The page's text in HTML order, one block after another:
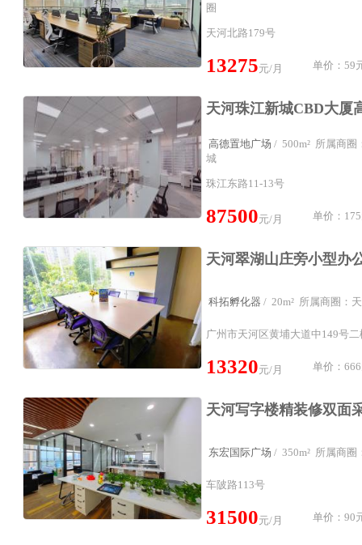
圈
天河北路179号
13275元/月 单价：59
高德置地广场 / 500m² 所属商圈
城
珠江东路11-13号
87500元/月 单价：175
科拓孵化器 / 20m² 所属商圈：
广州市天河区黄埔大道中149号
13320元/月 单价：666
东宏国际广场 / 350m² 所属商圈
车陂路113号
31500元/月 单价：90